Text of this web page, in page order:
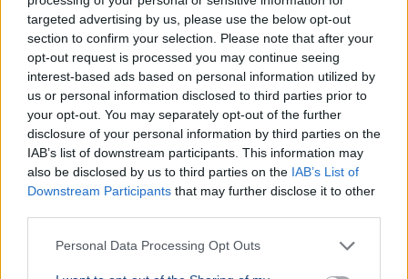
targeted advertising by us, please use the below opt-out
section to confirm your selection. Please note that after your
opt-out request is processed you may continue seeing
interest-based ads based on personal information utilized by
us or personal information disclosed to third parties prior to
your opt-out. You may separately opt-out of the further
disclosure of your personal information by third parties on the
IAB’s list of downstream participants. This information may
also be disclosed by us to third parties on the IAB’s List of
Downstream Participants that may further disclose it to other
Personal Data Processing Opt Outs